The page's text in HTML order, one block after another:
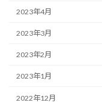
2023年4月
2023年3月
2023年2月
2023年1月
2022年12月